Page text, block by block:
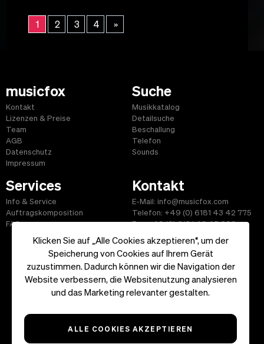
Klicken Sie auf „Alle Cookies akzeptieren“, um der
Speicherung von Cookies auf Ihrem Gerät
zuzustimmen. Dadurch können wir die Navigation der
Website verbessern, die Websitenutzung analysieren
und das Marketing relevanter gestalten.
ALLE COOKIES AKZEPTIEREN
1 2 3 4 »
musicfox
Kontakt
Lizenzen & Preise
Team
AGB
Datenschutz
Impressum
Suche
Musikkatalog
Detailsuche
Beschallung
Telefon
Sounds
Services
Info & Service
Auftragskomposition
FAQ
Kontakt
E-Mail: info@musicfox.com
Telefon: +49 (0) 6181 43 42 775
Fax: +49 (0) 6181 43 45 609
Start|Informationen|AGB|Kontakt
Copyright ©2026 musicfox.com - Gemafreie Musik. All Rights